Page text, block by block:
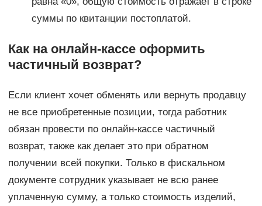
суммы по квитанции постоплатой.
Как на онлайн-кассе оформить
частичный возврат?
Если клиент хочет обменять или вернуть продавцу
не все приобретенные позиции, тогда работник
обязан провести по онлайн-кассе частичный
возврат, также как делает это при обратном
получении всей покупки. Только в фискальном
документе сотрудник указывает не всю ранее
уплаченную сумму, а только стоимость изделий,